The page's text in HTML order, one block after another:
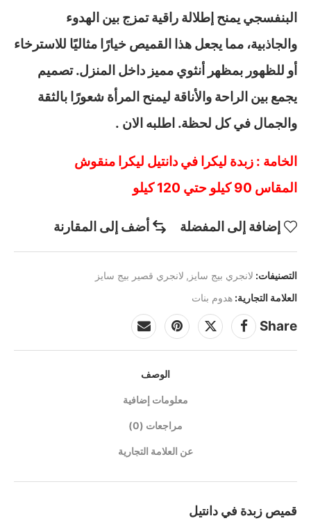
البنفسجي يمنح إطلالة راقية تمزج بين الهدوء
والجاذبية، مما يجعل هذا القميص خيارًا مثاليًا للاسترخاء
أو للظهور بمظهر أنثوي مميز داخل المنزل. تصميم
يجمع بين الراحة والأناقة ليمنح المرأة شعورًا بالثقة
والجمال في كل لحظة. اطلبه الان .
الخامة : زبدة ليكرا في دانتيل ليكرا منقوش
المقاس 90 كيلو حتي 120 كيلو
إضافة إلى المفضلة أضف إلى المقارنة
التصنيفات: لانجري بيج سايز , لانجري قصير بيج سايز
العلامة التجارية: هدوم بنات
Share
الوصف
معلومات إضافية
مراجعات (0)
عن العلامة التجارية
قميص زبدة في دانتيل